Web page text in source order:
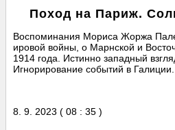
Поход на Париж.
Воспоминания Мориса Жоржа
ировой войны, о Марнской и
1914 года. Истинно западный
Игнорирование событий в Галиции.
8. 9. 2023 ( 08 : 35 )